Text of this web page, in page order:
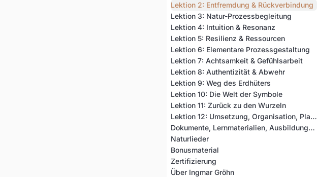
Lektion 2: Entfremdung & Rückverbindung
Lektion 3: Natur-Prozessbegleitung
Lektion 4: Intuition & Resonanz
Lektion 5: Resilienz & Ressourcen
Lektion 6: Elementare Prozessgestaltung
Lektion 7: Achtsamkeit & Gefühlsarbeit
Lektion 8: Authentizität & Abwehr
Lektion 9: Weg des Erdhüters
Lektion 10: Die Welt der Symbole
Lektion 11: Zurück zu den Wurzeln
Lektion 12: Umsetzung, Organisation, Planung
Dokumente, Lernmaterialien, Ausbildungsbuch
Naturlieder
Bonusmaterial
Zertifizierung
Über Ingmar Gröhn